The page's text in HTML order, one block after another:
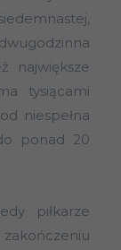
największe
tysiącami
niespełna
ponad 20
piłkarze